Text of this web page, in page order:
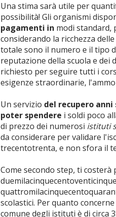
Una stima sarà utile per
possibilità! Gli organismi
pagamenti in modi standard,
considerando la ricchezza
totale sono il numero e il tipo
reputazione della scuola e dei
richiesto per seguire tutti i
esigenze straordinarie,
Un servizio del recupero
poter spendere i soldi poco
di prezzo dei numerosi istituti
da considerare per validare
trecentotrenta, e non sfora il
Come secondo step, ti costerà
scolastici. Per quanto
comune degli istituti è di circa